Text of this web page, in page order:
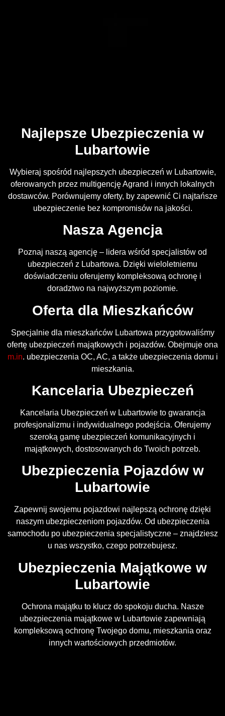
Najlepsze Ubezpieczenia w
Lubartowie
Wybieraj spośród najlepszych ubezpieczeń w Lubartowie,
oferowanych przez multigencję Agrand i innych lokalnych
dostawców. Porównujemy oferty, by zapewnić Ci najtańsze
ubezpieczenie bez kompromisów na jakości.
Nasza Agencja
Poznaj naszą agencję – lidera wśród specjalistów od
ubezpieczeń z Lubartowa. Dzięki wieloletniemu
doświadczeniu oferujemy kompleksową ochronę i
doradztwo na najwyższym poziomie.
Oferta dla Mieszkańców
Specjalnie dla mieszkańców Lubartowa przygotowaliśmy
ofertę ubezpieczeń majątkowych i pojazdów. Obejmuje ona
m.in. ubezpieczenia OC, AC, a także ubezpieczenia domu i
mieszkania.
Kancelaria Ubezpieczeń
Kancelaria Ubezpieczeń w Lubartowie to gwarancja
profesjonalizmu i indywidualnego podejścia. Oferujemy
szeroką gamę ubezpieczeń komunikacyjnych i
majątkowych, dostosowanych do Twoich potrzeb.
Ubezpieczenia Pojazdów w
Lubartowie
Zapewnij swojemu pojazdowi najlepszą ochronę dzięki
naszym ubezpieczeniom pojazdów. Od ubezpieczenia
samochodu po ubezpieczenia specjalistyczne – znajdziesz
u nas wszystko, czego potrzebujesz.
Ubezpieczenia Majątkowe w
Lubartowie
Ochrona majątku to klucz do spokoju ducha. Nasze
ubezpieczenia majątkowe w Lubartowie zapewniają
kompleksową ochronę Twojego domu, mieszkania oraz
innych wartościowych przedmiotów.